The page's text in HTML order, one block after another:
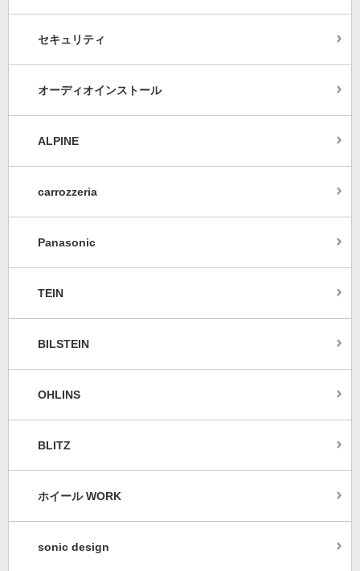
セキュリティ
オーディオインストール
ALPINE
carrozzeria
Panasonic
TEIN
BILSTEIN
OHLINS
BLITZ
ホイール WORK
sonic design